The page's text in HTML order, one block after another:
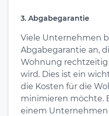
3. Abgabegarantie
Viele Unternehmen
Abgabegarantie an,
Wohnung
wird. Dies ist ein
die Kosten für die
minimieren möchte.
einem Unternehmen